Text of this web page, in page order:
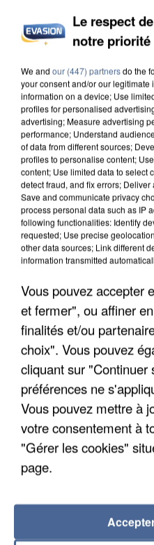
INCENDIES : L’ÎLE-DE-
DE SOLIDARITÉ AVEC
APRÈS TOUTES CES
DE FAUNE SAUVAGE
Le respect
notre priorité
We and our (447) partnersdo the
your consent and/or our legitimate
information on a device; Use
profiles for personalised
advertising; Measure advertising
performance; Understand
of data from different sources;
profiles to personalise content;
content; Use limited data to select
detect fraud, and fix errors;
Save and communicate privacy
process personal data such as IP
following functionalities: Identify
requested; Use precise
other data sources; Link different
information transmitted
Vous pouvez accepter
et fermer", ou affiner
finalités et/ou
choix". Vous pouvez
cliquant sur "Continuer
préférences ne
Vous pouvez mettre à
votre consentement à
"Gérer les cookies"
page.